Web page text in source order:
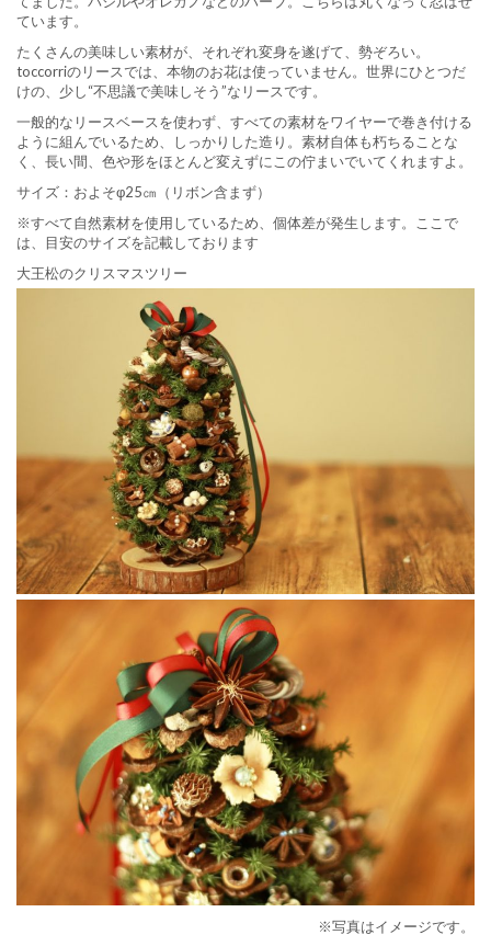
ています。
たくさんの美味しい素材が、それぞれ変身を遂げて、勢ぞろい。
toccorriのリースでは、本物のお花は使っていません。世界にひとつだ
けの、少し“不思議で美味しそう”なリースです。
一般的なリースベースを使わず、すべての素材をワイヤーで巻き付ける
ように組んでいるため、しっかりした造り。素材自体も朽ちることな
く、長い間、色や形をほとんど変えずにこの佇まいでいてくれますよ。
サイズ：およそφ25㎝（リボン含まず）
※すべて自然素材を使用しているため、個体差が発生します。ここで
は、目安のサイズを記載しております
大王松のクリスマスツリー
※写真はイメージです。